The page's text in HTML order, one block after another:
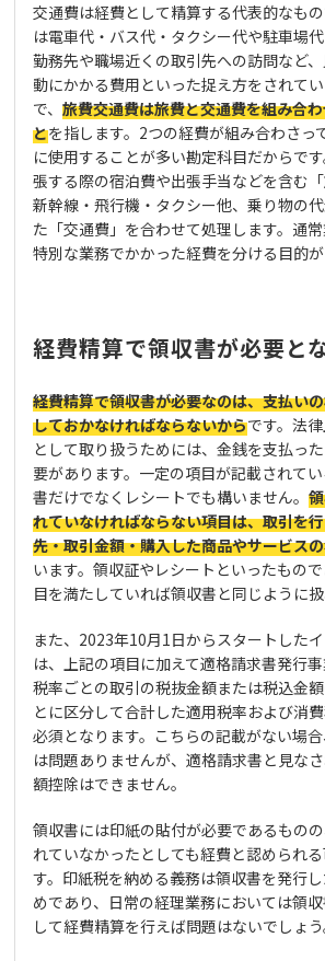
交通費は経費として精算する代表的なも
は電車代・バス代・タクシー代や駐車場代
勤務先や職場近くの取引先への訪問など
動にかかる費用といった捉え方をされて
で、旅費交通費は旅費と交通費を組み合
とを指します。2つの経費が組み合わさっ
に使用することが多い勘定科目だからで
張する際の宿泊費や出張手当などを含む
新幹線・飛行機・タクシー他、乗り物の
た「交通費」を合わせて処理します。通
特別な業務でかかった経費を分ける目的が
経費精算で領収書が必要と
経費精算で領収書が必要なのは、支払い
しておかなければならないからです。法
として取り扱うためには、金銭を支払っ
要があります。一定の項目が記載されて
書だけでなくレシートでも構いません。
れていなければならない項目は、取引を
先・取引金額・購入した商品やサービス
います。領収証やレシートといったもの
目を満たしていれば領収書と同じように扱
また、2023年10月1日からスタートした
は、上記の項目に加えて適格請求書発行事
税率ごとの取引の税抜金額または税込金
とに区分して合計した適用税率および消
必須となります。こちらの記載がない場
は問題ありませんが、適格請求書と見な
額控除はできません。
領収書には印紙の貼付が必要であるもの
れていなかったとしても経費と認められ
す。印紙税を納める義務は領収書を発行
めであり、日常の経理業務においては領
して経費精算を行えば問題はないでしょう